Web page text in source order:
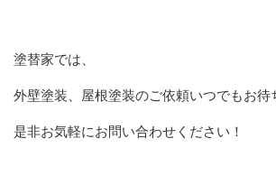
塗替家では、
外壁塗装、屋根塗装のご依頼いつでもお待
是非お気軽にお問い合わせください！